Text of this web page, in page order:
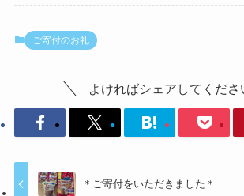
ご寄付のお礼
よければシェアしてくださ
＊ご寄付をいただきました＊